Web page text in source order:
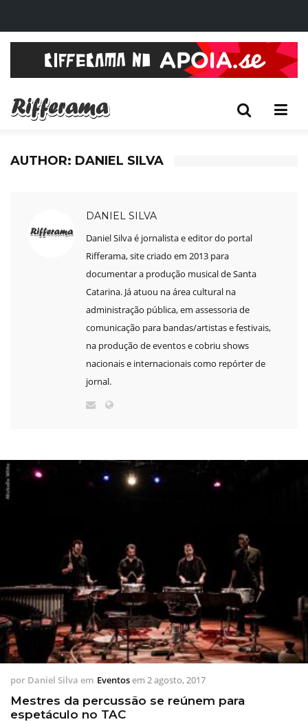
AUTHOR: DANIEL SILVA
DANIEL SILVA
Daniel Silva é jornalista e editor do portal
Rifferama, site criado em 2013 para
documentar a produção musical de Santa
Catarina. Já atuou na área cultural na
administração pública, em assessoria de
comunicação para bandas/artistas e festivais,
na produção de eventos e cobriu shows
nacionais e internacionais como repórter de
jornal.
por Daniel Silva em Eventosem 2 agosto, 2017
Mestres da percussão se reúnem para
espetáculo no TAC